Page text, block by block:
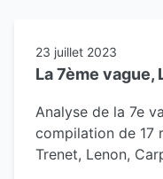
23 juillet 2023
La 7ème
Analyse de la 7e
compilation de 17
Trenet, Lenon,